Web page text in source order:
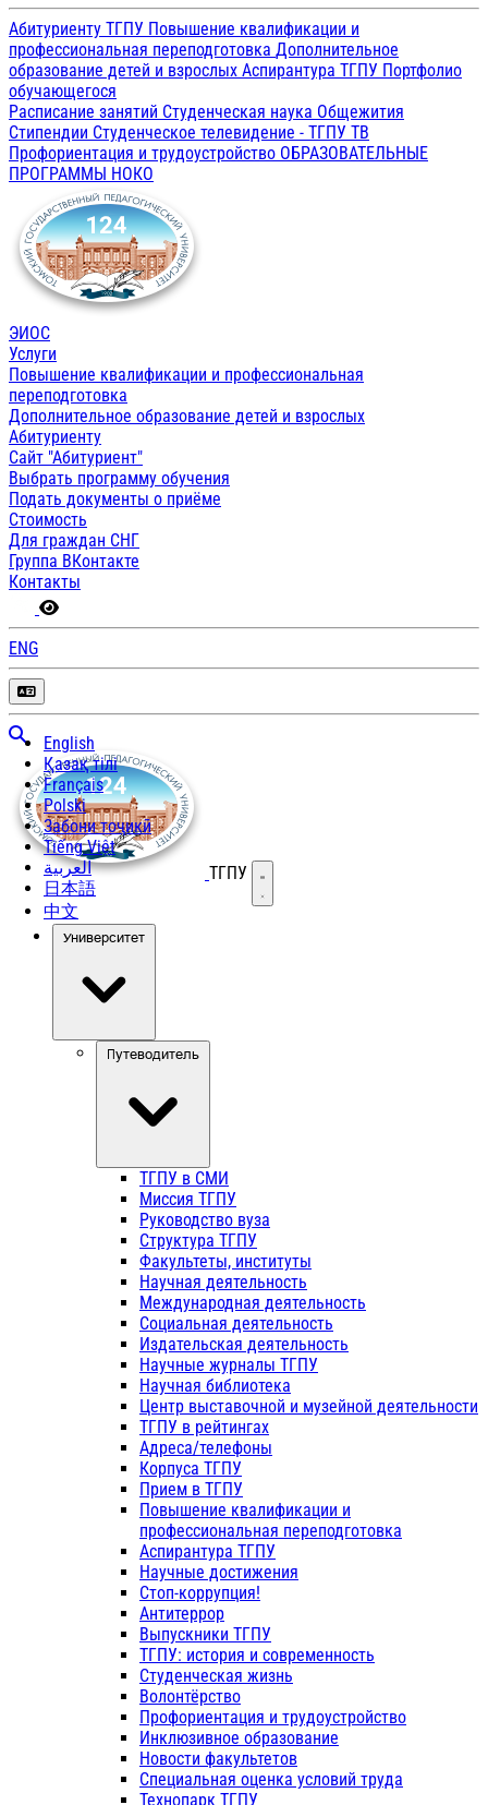
Абитуриенту ТГПУ Повышение квалификации и
профессиональная переподготовка Дополнительное
образование детей и взрослых Аспирантура ТГПУ Портфолио
обучающегося
Расписание занятий Студенческая наука Общежития
Стипендии Студенческое телевидение - ТГПУ ТВ
Профориентация и трудоустройство ОБРАЗОВАТЕЛЬНЫЕ
ПРОГРАММЫ НОКО
ЭИОС
Услуги
Повышение квалификации и профессиональная
переподготовка
Дополнительное образование детей и взрослых
Абитуриенту
Сайт "Абитуриент"
Выбрать программу обучения
Подать документы о приёме
Стоимость
Для граждан СНГ
Группа ВКонтакте
Контакты
ENG
English
Қазақ тілі
Français
Polski
Забони тоҷикӣ
Tiếng Việt
العربية
日本語
中文
ТГПУ Открыть меню
Университет
Путеводитель
ТГПУ в СМИ
Миссия ТГПУ
Руководство вуза
Структура ТГПУ
Факультеты, институты
Научная деятельность
Международная деятельность
Социальная деятельность
Издательская деятельность
Научные журналы ТГПУ
Научная библиотека
Центр выставочной и музейной деятельности
ТГПУ в рейтингах
Адреса/телефоны
Корпуса ТГПУ
Прием в ТГПУ
Повышение квалификации и
профессиональная переподготовка
Аспирантура ТГПУ
Научные достижения
Стоп-коррупция!
Антитеррор
Выпускники ТГПУ
ТГПУ: история и современность
Студенческая жизнь
Волонтёрство
Профориентация и трудоустройство
Инклюзивное образование
Новости факультетов
Специальная оценка условий труда
Технопарк ТГПУ